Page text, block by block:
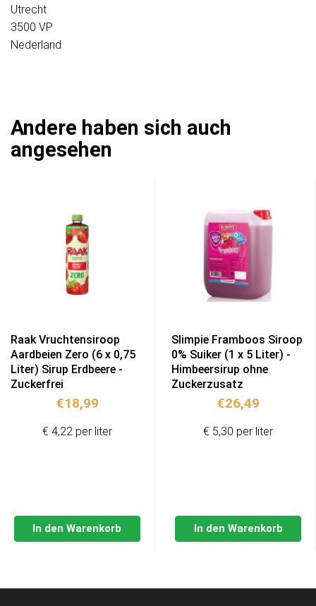
Utrecht
3500 VP
Nederland
Andere haben sich auch
angesehen
Raak Vruchtensiroop
Aardbeien Zero (6 x 0,75
Liter) Sirup Erdbeere -
Zuckerfrei
€18,99
In den Warenkorb
€ 4,22 per liter
Slimpie Framboos Siroop
0% Suiker (1 x 5 Liter) -
Himbeersirup ohne
Zuckerzusatz
€26,49
In den Warenkorb
€ 5,30 per liter